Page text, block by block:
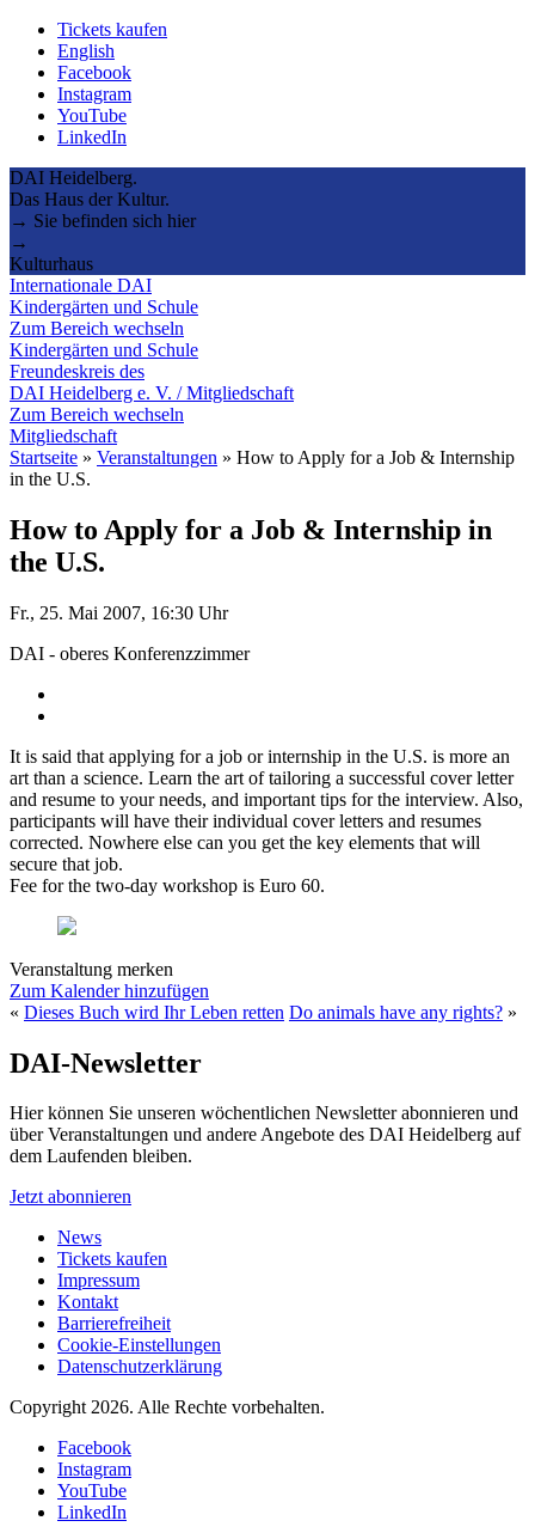
Tickets kaufen
English
Facebook
Instagram
YouTube
LinkedIn
DAI Heidelberg.
Das Haus der Kultur.
→ Sie befinden sich hier
→
Kulturhaus
Internationale DAI
Kindergärten und Schule
Zum Bereich wechseln
Kindergärten und Schule
Freundeskreis des
DAI Heidelberg e. V. / Mitgliedschaft
Zum Bereich wechseln
Mitgliedschaft
Startseite » Veranstaltungen » How to Apply for a Job & Internship
in the U.S.
How to Apply for a Job & Internship in
the U.S.
Fr., 25. Mai 2007, 16:30 Uhr
DAI - oberes Konferenzzimmer
It is said that applying for a job or internship in the U.S. is more an
art than a science. Learn the art of tailoring a successful cover letter
and resume to your needs, and important tips for the interview. Also,
participants will have their individual cover letters and resumes
corrected. Nowhere else can you get the key elements that will
secure that job.
Fee for the two-day workshop is Euro 60.
Veranstaltung merken
Zum Kalender hinzufügen
« Dieses Buch wird Ihr Leben retten Do animals have any rights? »
DAI-Newsletter
Hier können Sie unseren wöchentlichen Newsletter abonnieren und
über Veranstaltungen und andere Angebote des DAI Heidelberg auf
dem Laufenden bleiben.
Jetzt abonnieren
News
Tickets kaufen
Impressum
Kontakt
Barrierefreiheit
Cookie-Einstellungen
Datenschutzerklärung
Copyright 2026. Alle Rechte vorbehalten.
Facebook
Instagram
YouTube
LinkedIn